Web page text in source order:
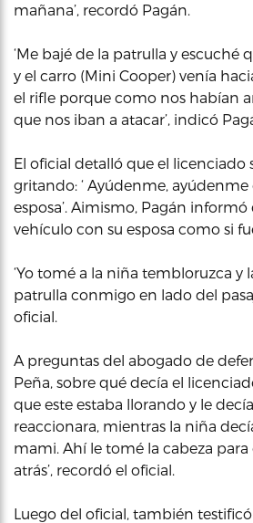
mañana’, recordó Pagán.
‘Me bajé de la patrulla y escuché
y el carro (Mini Cooper) venía
el rifle porque como nos habían
que nos iban a atacar’, indicó
El oficial detalló que el licenciado
gritando: ‘ Ayúdenme,
esposa’. Aimismo, Pagán informó
vehículo con su esposa como si
‘Yo tomé a la niña tembloruzca y
patrulla conmigo en lado del
oficial.
A preguntas del abogado de
Peña, sobre qué decía el
que este estaba llorando y le
reaccionara, mientras la niña
mami. Ahí le tomé la cabeza
atrás’, recordó el oficial.
Luego del oficial, también